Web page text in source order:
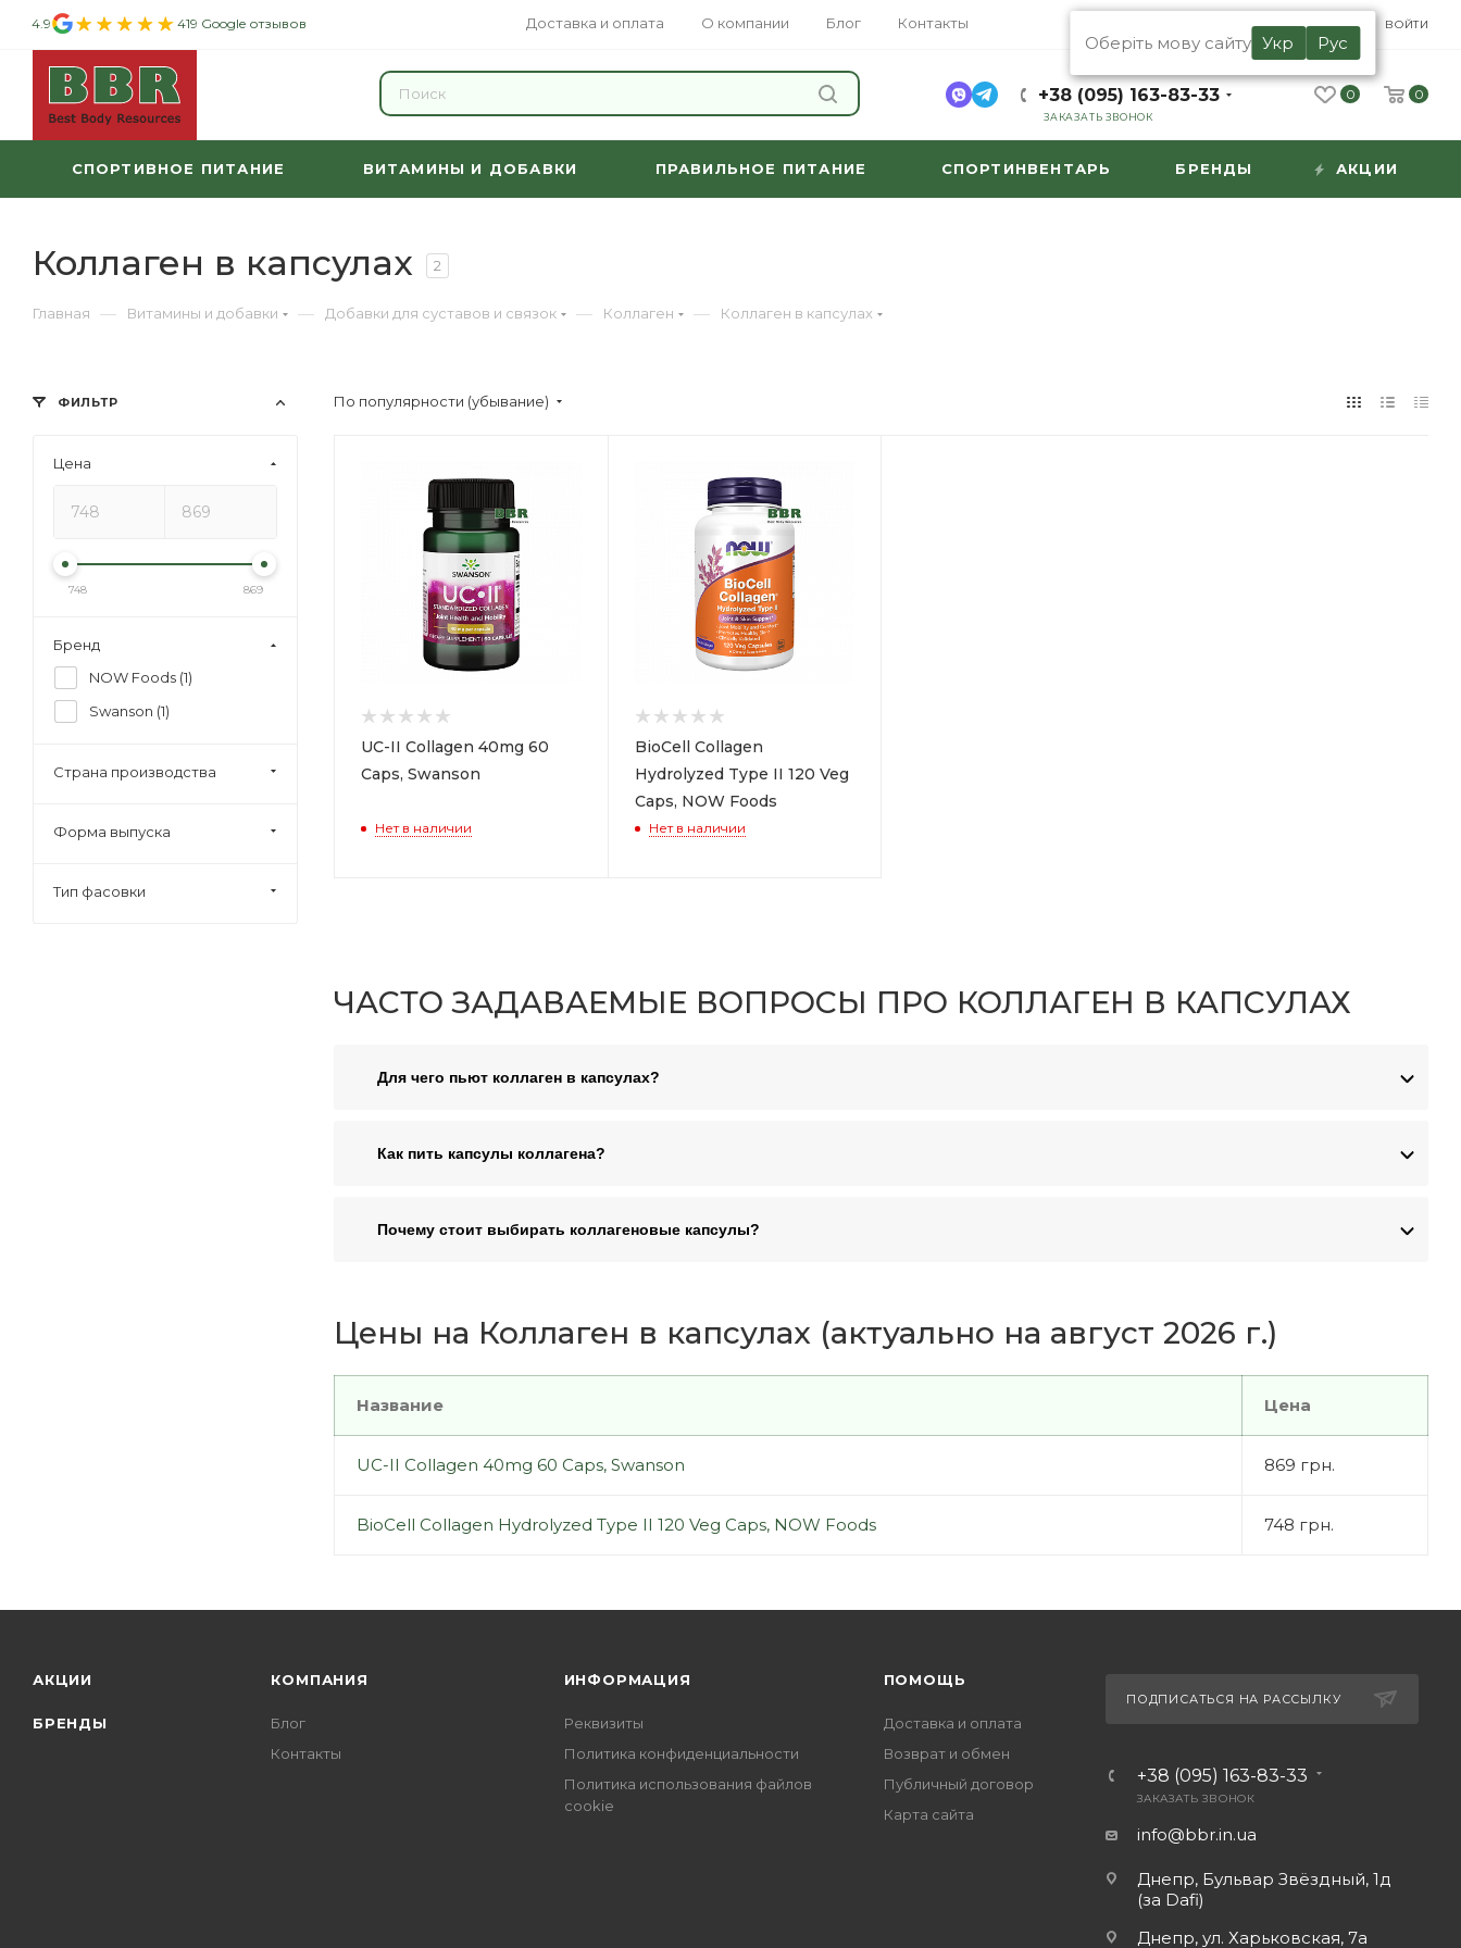
Доставка и оплата О компании Блог Контакты
4.9 419 Google отзывов RU
Оберіть мову сайту Укр Рус
ВОЙТИ
+38 (095) 163-83-33
ЗАКАЗАТЬ ЗВОНОК
0 0
СПОРТИВНОЕ ПИТАНИЕ ВИТАМИНЫ И ДОБАВКИ ПРАВИЛЬНОЕ ПИТАНИЕ СПОРТИНВЕНТАРЬ БРЕНДЫ АКЦИИ
Коллаген в капсулах 2
Главная — Витамины и добавки — Добавки для суставов и связок — Коллаген — Коллаген в капсулах
По популярности (убывание)
UC-II Collagen 40mg 60
Caps, Swanson
Нет в наличии
BioCell Collagen
Hydrolyzed Type II 120 Veg
Caps, NOW Foods
Нет в наличии
ЧАСТО ЗАДАВАЕМЫЕ ВОПРОСЫ ПРО КОЛЛАГЕН В КАПСУЛАХ
Для чего пьют коллаген в капсулах?
Как пить капсулы коллагена?
Почему стоит выбирать коллагеновые капсулы?
Цены на Коллаген в капсулах (актуально на август 2026 г.)
Название Цена
UC-II Collagen 40mg 60 Caps, Swanson 869 грн.
BioCell Collagen Hydrolyzed Type II 120 Veg Caps, NOW Foods 748 грн.
ФИЛЬТР
Цена
748 869
Бренд
NOW Foods (1)
Swanson (1)
Страна производства
Форма выпуска
Тип фасовки
АКЦИИ
БРЕНДЫ
КОМПАНИЯ
Блог
Контакты
ИНФОРМАЦИЯ
Реквизиты
Политика конфиденциальности
Политика использования файлов
cookie
ПОМОЩЬ
Доставка и оплата
Возврат и обмен
Публичный договор
Карта сайта
ПОДПИСАТЬСЯ НА РАССЫЛКУ
+38 (095) 163-83-33
ЗАКАЗАТЬ ЗВОНОК
info@bbr.in.ua
Днепр, Бульвар Звёздный, 1д
(за Dafi)
Днепр, ул. Харьковская, 7а